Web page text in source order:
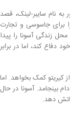
نام سایبر-لینک، قصد
را برای جاسوسی و تجارت
زندگی آسونا را پیدا
دفاع کند، اما در برابر
کیریتو کمک بخواهد. اما
بینجامد. آسونا در حال
دهد.